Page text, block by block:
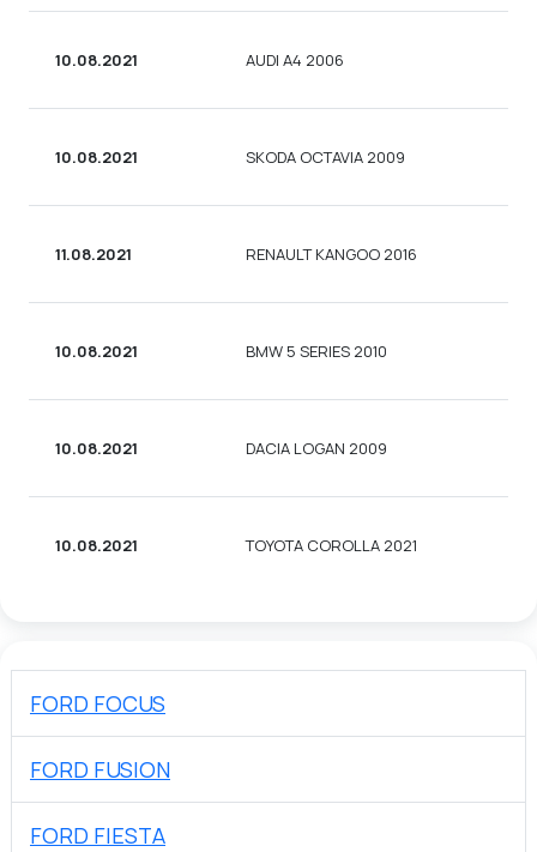
10.08.2021 AUDI A4 2006
10.08.2021 SKODA OCTAVIA 2009
11.08.2021 RENAULT KANGOO 2016
10.08.2021 BMW 5 SERIES 2010
10.08.2021 DACIA LOGAN 2009
10.08.2021 TOYOTA COROLLA 2021
FORD FOCUS
FORD FUSION
FORD FIESTA